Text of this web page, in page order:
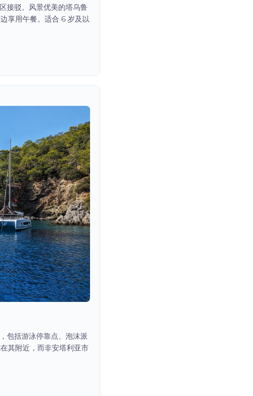
接驳。风景优美的塔乌鲁
享用午餐。适合 6 岁及以
包括游泳停靠点、泡沫派
其附近，而非安塔利亚市